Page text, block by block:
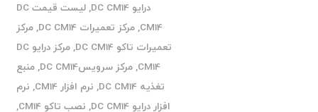
درایو DC CM14
,
لیست قیمت DC
CM14
,مرکز تعمیرات DC CM14 ,مرکز
تعمیرات تاکو DC CM14
,
مرکز درایو DC
CM14
,مرکز سرویسDC CM14 ,منبع
تغذیه DC CM14
, نرم افزار CM14 , نرم
افزار درایو DC CM14
, نصب تاکو CM14
,